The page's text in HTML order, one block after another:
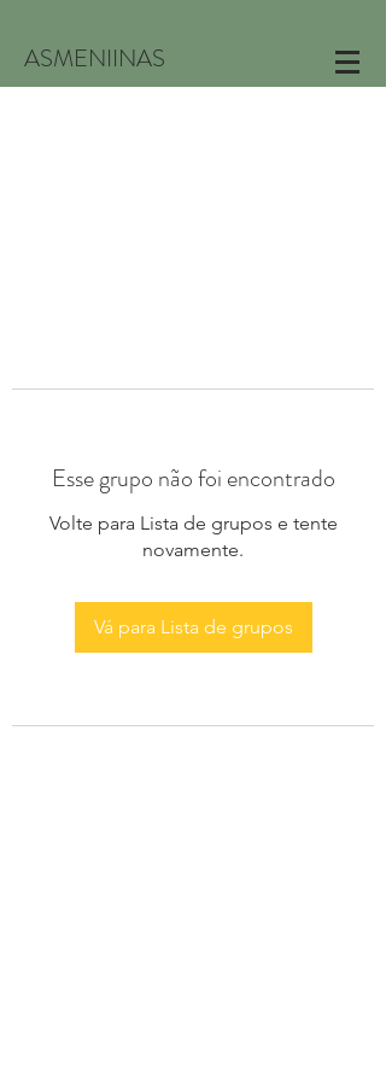
ASMENIINAS
Esse grupo não foi encontrado
Volte para Lista de grupos e tente
novamente.
Vá para Lista de grupos